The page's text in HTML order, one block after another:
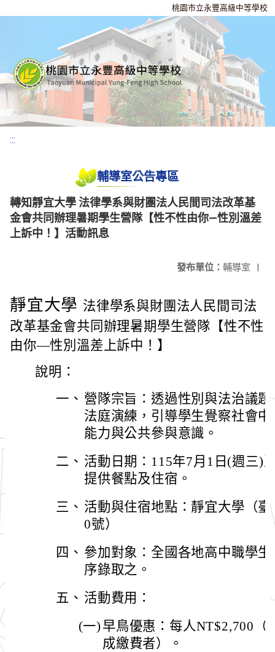
桃園市立永豐高級中等學校
:::
輔導室公告專區
轉知靜宜大學 法律學系與財團法人民間司法改革基
金會共同辦理暑期學生營隊【性不性由你—性別溫差
上訴中！】活動訊息
發布單位： 輔導室 |
靜宜大學 法律學系與財團法人民間司法
改革基金會共同辦理暑期學生營隊【性不性
由你—性別溫差上訴中！】
說明：
一、 營隊宗旨：透過性別與法治議
法庭演練，引導學生覺察社會
能力與公共參與意識。
二、 活動日期：115年7月1日(週三)
提供餐點及住宿。
三、 活動與住宿地點：靜宜大學（
0號）
四、 參加對象：全國各地高中職學
序錄取之。
五、 活動費用：
(一) 早鳥優惠：每人NT$2,700（
成繳費者）。